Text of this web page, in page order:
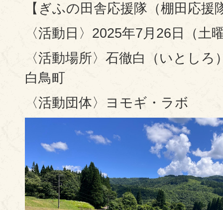
【ぎふの田舎応援隊（棚田応援
〈活動日〉2025年7月26日（土
〈活動場所〉石徹白（いとしろ
白鳥町
〈活動団体〉ヨモギ・ラボ